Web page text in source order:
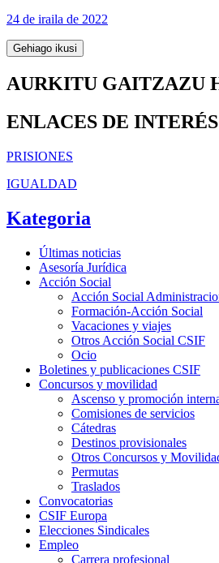
24 de iraila de 2022
Gehiago ikusi
AURKITU GAITZAZU
ENLACES DE INTERÉS
PRISIONES
IGUALDAD
Kategoria
Últimas noticias
Asesoría Jurídica
Acción Social
Acción Social
Formación-Acción Social
Vacaciones y viajes
Otros Acción Social CSIF
Ocio
Boletines y publicaciones CSIF
Concursos y movilidad
Ascenso y promoción
Comisiones de servicios
Cátedras
Destinos provisionales
Otros Concursos y
Permutas
Traslados
Convocatorias
CSIF Europa
Elecciones Sindicales
Empleo
Carrera profesional